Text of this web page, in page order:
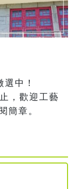
中！
，歡迎工藝
簡章。